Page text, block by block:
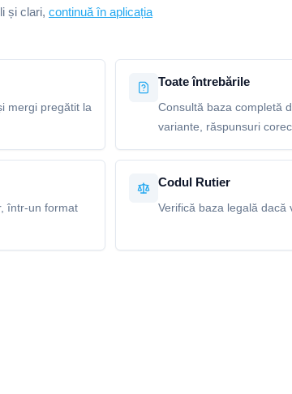
și clari, continuă în aplicația
mergi pregătit la
Toate întrebările
Consultă baza completă
variante, răspunsuri
într-un format
Codul Rutier
Verifică baza legală dacă